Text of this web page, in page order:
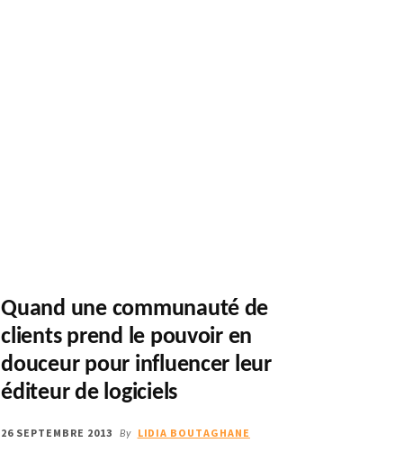
Quand une communauté de
clients prend le pouvoir en
douceur pour influencer leur
éditeur de logiciels
26 SEPTEMBRE 2013 By LIDIA BOUTAGHANE